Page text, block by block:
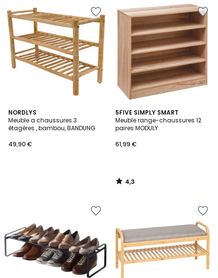
NORDLYS
Meuble a chaussures 3
étagères , bambou, BANDUNG
49,90 €
5FIVE SIMPLY SMART
Meuble range-chaussures 12
paires MODULY
61,99 €
4,3
/ 5
4,3
/